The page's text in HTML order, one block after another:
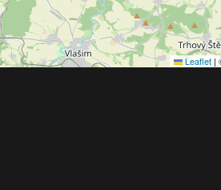
Leaflet |